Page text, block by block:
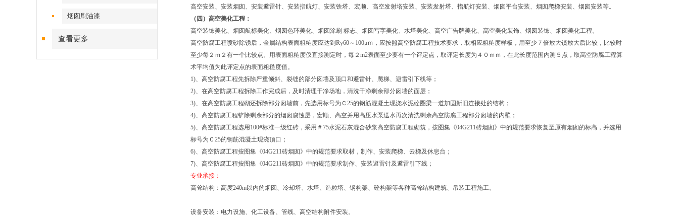
烟囱刷油漆
查看更多
高空安装、安装烟囱、安装避雷针、安装指航灯、安装铁塔、宏顺、高空发射塔安装、安装发射塔、指航灯安装、烟囱平台安装、烟囱爬梯安装、烟囱安装等。
（四）高空美化工程：
高空装饰美化、烟囱航标美化、烟囱色环美化、烟囱涂刷 标志、烟囱写字美化、水塔美化、高空广告牌美化、高空美化装饰、烟囱装饰、烟囱美化工程。
高空防腐工程喷砂除锈后，金属结构表面粗糙度应达到Ry60～100μｍ，应按照高空防腐工程技术要求，取相应粗糙度样板，用至少７倍放大镜放大后比较，比较时
至少每２ｍ２有一个比较点。用表面粗糙度仪直接测定时，每２m2表面至少要有一个评定点，取评定长度为４０ｍｍ，在此长度范围内测５点，取高空防腐工程算
术平均值为此评定点的表面粗糙度值。
1)、高空防腐工程先拆除严重倾斜、裂缝的部分囱墙及顶口和避雷针、爬梯、避雷引下线等；
2)、在高空防腐工程拆除工作完成后，及时清理干净场地，清洗干净剩余部分囱墙的面层；
3)、在高空防腐工程砌还拆除部分囱墙前，先选用标号为Ｃ25的钢筋混凝土现浇水泥砼圈梁一道加固新旧连接处的结构；
4)、高空防腐工程铲除剩余部分的烟囱腐蚀层，宏顺、高空并用高压水泵送水再次清洗剩余高空防腐工程部分囱墙的内壁；
5)、高空防腐工程选用100#标准一级红砖，采用＃75水泥石灰混合砂浆高空防腐工程砌筑，按图集《04G211砖烟囱》中的规范要求恢复至原有烟囱的标高，并选用
标号为Ｃ25的钢筋混凝土现浇顶口；
6)、高空防腐工程按图集《04G211砖烟囱》中的规范要求取材，制作、安装爬梯、云梯及休息台；
7)、高空防腐工程按图集《04G211砖烟囱》中的规范要求制作、安装避雷针及避雷引下线；
专业承接：
高耸结构：高度240m以内的烟囱、冷却塔、水塔、造粒塔、钢构架、砼构架等各种高耸结构建筑、吊装工程施工。
设备安装：电力设施、化工设备、管线、高空结构附件安装。